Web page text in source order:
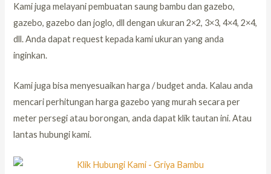
Kami juga melayani pembuatan saung bambu dan gazebo,
gazebo, gazebo dan joglo, dll dengan ukuran 2×2, 3×3, 4×4, 2×4,
dll. Anda dapat request kepada kami ukuran yang anda
inginkan.
Kami juga bisa menyesuaikan harga / budget anda. Kalau anda
mencari perhitungan harga gazebo yang murah secara per
meter persegi atau borongan, anda dapat klik tautan ini. Atau
lantas hubungi kami.